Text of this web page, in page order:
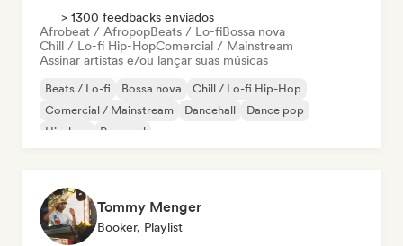
> 1300 feedbacks enviados
Afrobeat / AfropopBeats / Lo-fiBossa nova
Chill / Lo-fi Hip-HopComercial / Mainstream
Assinar artistas e/ou lançar suas músicas
Beats / Lo-fi Bossa nova
Chill / Lo-fi Hip-Hop
Comercial / Mainstream
Dancehall
Dance pop
Hip-hop
Pop soul
Tommy Menger
Booker, Playlist